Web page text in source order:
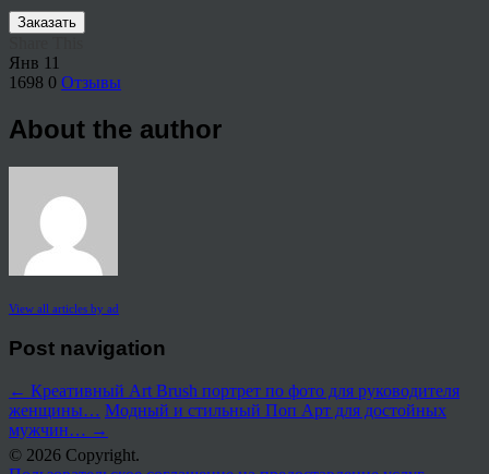
Заказать
Янв 11
1698 0 Отзывы
About the author
View all articles by ad
Post navigation
← Креативный Art Brush портрет по фото для руководителя
женщины… Модный и стильный Поп Арт для достойных
мужчин… →
© 2026 Copyright.